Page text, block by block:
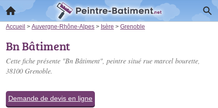
Accueil > Auvergne-Rhône-Alpes > Isère > Grenoble
Bn Bâtiment
Cette fiche présente "Bn Bâtiment", peintre situé rue marcel bourette,
38100 Grenoble.
Demande de devis en ligne